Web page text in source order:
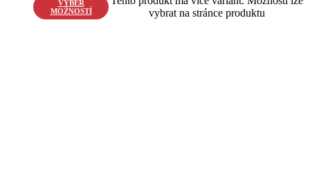
VÝBĚR
MOŽNOSTÍ
vybrat na stránce produktu